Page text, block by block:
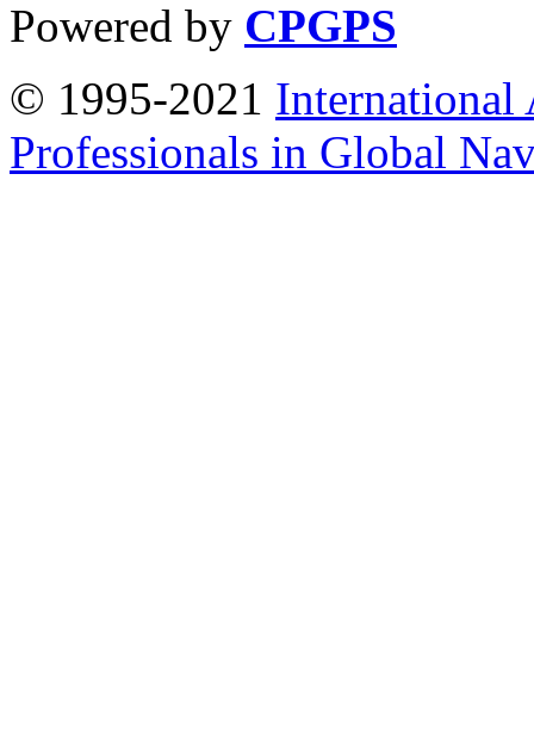
Powered by CPGPS
© 1995-2021 International
Professionals in Global